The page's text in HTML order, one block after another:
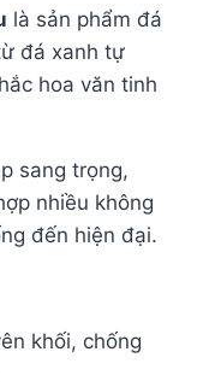
là sản phẩm đá
đá xanh tự
hoa văn tinh
sang trọng,
nhiều không
đến hiện đại.
khối, chống